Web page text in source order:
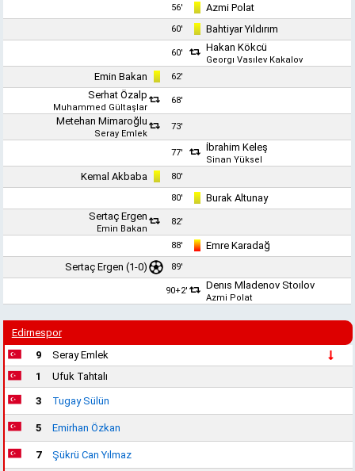
56' Azmi Polat
60' Bahtiyar Yıldırım
60' Hakan Kökcü
Georgı Vasılev Kakalov
Emin Bakan 62'
Serhat Özalp
Muhammed Gültaşlar
68'
Metehan Mimaroğlu
Seray Emlek
73'
77' İbrahim Keleş
Sinan Yüksel
Kemal Akbaba 80'
80'
Burak Altunay
Sertaç Ergen
Emin Bakan
82'
88'
Emre Karadağ
Sertaç Ergen (1-0) 89'
90+2' Denıs Mladenov Stoılov
Azmi Polat
Edirnespor
9
Seray Emlek
1
Ufuk Tahtalı
3 Tugay Sülün
5 Emirhan Özkan
7 Şükrü Can Yılmaz